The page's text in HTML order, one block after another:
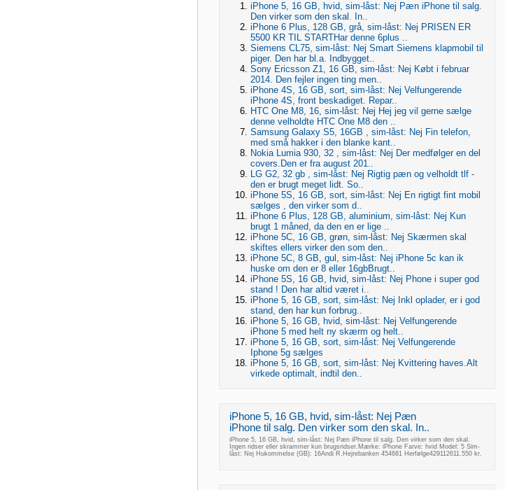
iPhone 5, 16 GB, hvid, sim-låst: Nej Pæn iPhone til salg.
Den virker som den skal. In..
iPhone 6 Plus, 128 GB, grå, sim-låst: Nej PRISEN ER
5500 KR TIL STARTHar denne 6plus ..
Siemens CL75, sim-låst: Nej Smart Siemens klapmobil til
piger. Den har bl.a. Indbygget..
Sony Ericsson Z1, 16 GB, sim-låst: Nej Købt i februar
2014. Den fejler ingen ting men..
iPhone 4S, 16 GB, sort, sim-låst: Nej Velfungerende
iPhone 4S, front beskadiget. Repar..
HTC One M8, 16, sim-låst: Nej Hej jeg vil gerne sælge
denne velholdte HTC One M8 den ..
Samsung Galaxy S5, 16GB , sim-låst: Nej Fin telefon,
med små hakker i den blanke kant..
Nokia Lumia 930, 32 , sim-låst: Nej Der medfølger en del
covers.Den er fra august 201..
LG G2, 32 gb , sim-låst: Nej Rigtig pæn og velholdt tlf -
den er brugt meget lidt. So..
iPhone 5S, 16 GB, sort, sim-låst: Nej En rigtigt fint mobil
sælges , den virker som d..
iPhone 6 Plus, 128 GB, aluminium, sim-låst: Nej Kun
brugt 1 måned, da den en er lige ..
iPhone 5C, 16 GB, grøn, sim-låst: Nej Skærmen skal
skiftes ellers virker den som den..
iPhone 5C, 8 GB, gul, sim-låst: Nej iPhone 5c kan ik
huske om den er 8 eller 16gbBrugt..
iPhone 5S, 16 GB, hvid, sim-låst: Nej Phone i super god
stand ! Den har altid været i..
iPhone 5, 16 GB, sort, sim-låst: Nej Inkl oplader, er i god
stand, den har kun forbrug..
iPhone 5, 16 GB, hvid, sim-låst: Nej Velfungerende
iPhone 5 med helt ny skærm og helt..
iPhone 5, 16 GB, sort, sim-låst: Nej Velfungerende
Iphone 5g sælges
iPhone 5, 16 GB, sort, sim-låst: Nej Kvittering haves.Alt
virkede optimalt, indtil den..
iPhone 5, 16 GB, hvid, sim-låst: Nej Pæn
iPhone til salg. Den virker som den skal. In..
iPhone 5, 16 GB, hvid, sim-låst: Nej Pæn iPhone til salg. Den virker som den skal.
Ingen ridser eller skrammer kun brugsridser.Mærke: iPhone Farve: hvid Model: 5 Sim-
låst: Nej Hukommelse (GB): 16Andi R.Hejrebanken 454681 Herfølge429112611.550 kr.